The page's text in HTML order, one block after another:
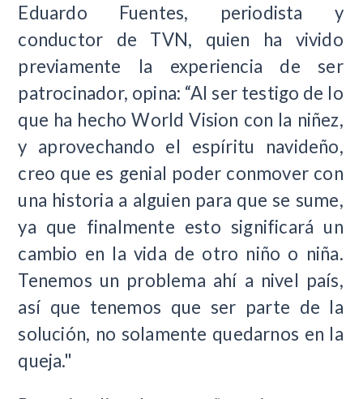
Eduardo Fuentes, periodista y
conductor de TVN, quien ha vivido
previamente la experiencia de ser
patrocinador, opina: “Al ser testigo de lo
que ha hecho World Vision con la niñez,
y aprovechando el espíritu navideño,
creo que es genial poder conmover con
una historia a alguien para que se sume,
ya que finalmente esto significará un
cambio en la vida de otro niño o niña.
Tenemos un problema ahí a nivel país,
así que tenemos que ser parte de la
solución, no solamente quedarnos en la
queja."